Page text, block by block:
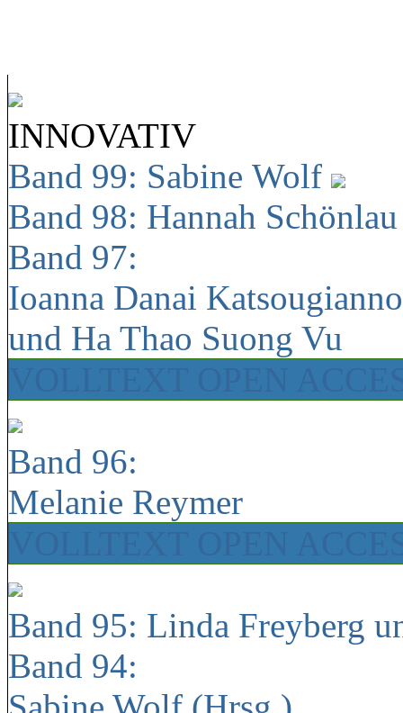
INNOVATIV
Band 99: Sabine Wolf
Band 98: Hannah
Band 97:
Ioanna Danai
und Ha Thao Suong Vu
Band 96:
Melanie Reymer
Band 95: Linda Freyberg
Band 94: